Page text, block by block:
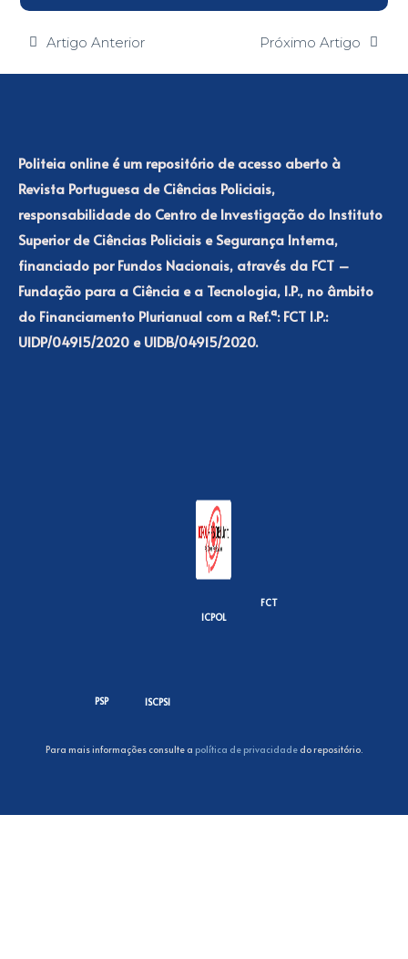
Artigo Anterior Próximo Artigo
Politeia online é um repositório de acesso aberto à
Revista Portuguesa de Ciências Policiais,
responsabilidade do Centro de Investigação do Instituto
Superior de Ciências Policiais e Segurança Interna,
financiado por Fundos Nacionais, através da FCT –
Fundação para a Ciência e a Tecnologia, I.P., no âmbito
do Financiamento Plurianual com a Ref.ª: FCT I.P.:
UIDP/04915/2020 e UIDB/04915/2020.
PSP ISCPSI
ICPOL
FCT
Para mais informações consulte a política de privacidadedo repositório.